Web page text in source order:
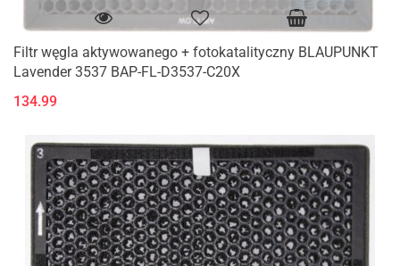
Filtr węgla aktywowanego + fotokatalityczny BLAUPUNKT
Lavender 3537 BAP-FL-D3537-C20X
134.99